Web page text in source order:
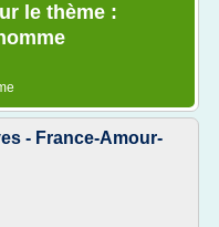
le thème :
- France-Amour-